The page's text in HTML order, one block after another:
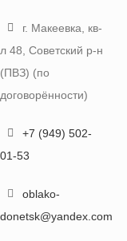
г. Макеевка, кв-
л 48, Советский р-н
(ПВЗ) (по
договорённости)
+7 (949) 502-
01-53
oblako-
donetsk@yandex.com